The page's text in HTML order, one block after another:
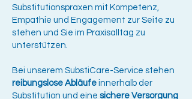
Substitutionspraxen mit Kompetenz,
Empathie und Engagement zur Seite zu
stehen und Sie im Praxisalltag zu
unterstützen​.
​Bei unserem SubstiCare-Service stehen
reibungslose Abläufe innerhalb der
Substitution und eine sichere Versorgung